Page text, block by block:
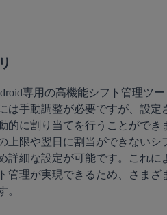
専用の高機能シフト管理ツー
は手動調整が必要ですが、設定
的に割り当てを行うことができ
上限や翌日に割当ができないシ
詳細な設定が可能です。これに
管理が実現できるため、さまざ
。